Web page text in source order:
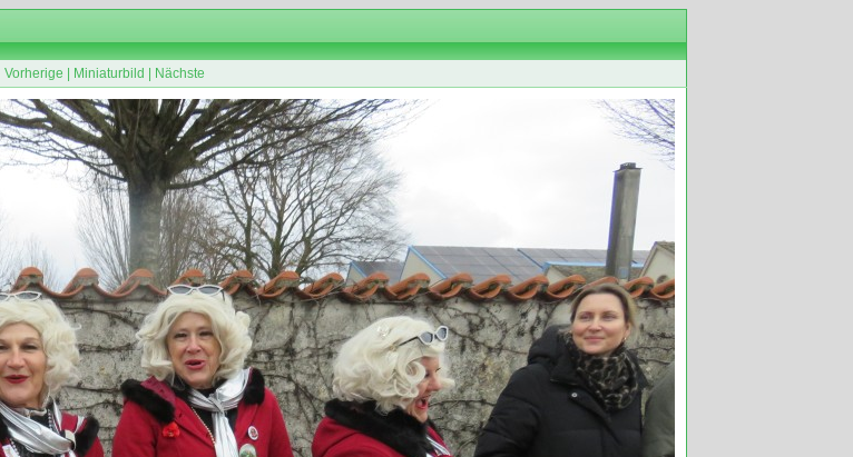
Vorherige Miniaturbild Nächste